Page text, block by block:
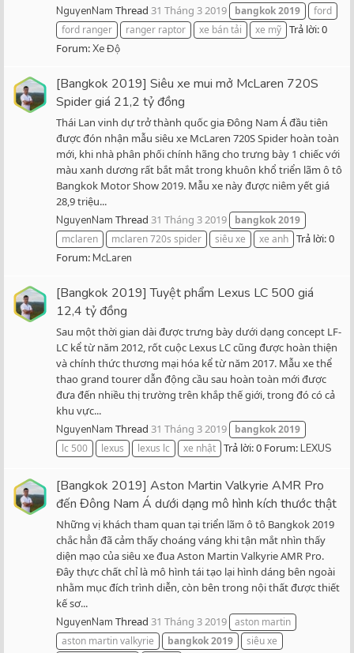
NguyenNam Thread 31 Tháng 3 2019 bangkok2019
ford
ford ranger
ranger raptor xe bán tải xe mỹ Trả lời: 0
Forum:Xe Độ
[Bangkok 2019] Siêu xe mui mở McLaren 720S
Spider giá 21,2 tỷ đồng
Thái Lan vinh dự trở thành quốc gia Đông Nam Á đầu tiên
được đón nhận mẫu siêu xe McLaren 720S Spider hoàn toàn
mới, khi nhà phân phối chính hãng cho trưng bày 1 chiếc với
màu xanh dương rất bắt mắt trong khuôn khổ triển lãm ô tô
Bangkok Motor Show 2019. Mẫu xe này được niêm yết giá
28,9 triệu...
NguyenNam Thread 31 Tháng 3 2019 bangkok2019
mclaren
mclaren 720s spider siêu xe xe anh Trả lời: 0
Forum:McLaren
[Bangkok 2019] Tuyệt phẩm Lexus LC 500 giá
12,4 tỷ đồng
Sau một thời gian dài được trưng bày dưới dạng concept LF-
LC kể từ năm 2012, rốt cuộc Lexus LC cũng được hoàn thiện
và chính thức thương mại hóa kể từ năm 2017. Mẫu xe thể
thao grand tourer dẫn động cầu sau hoàn toàn mới được
đưa đến nhiều thị trường trên khắp thế giới, trong đó có cả
khu vực...
NguyenNam Thread 31 Tháng 3 2019 bangkok2019
lc 500
lexus lexus lc xe nhật Trả lời: 0 Forum:LEXUS
[Bangkok 2019] Aston Martin Valkyrie AMR Pro
đến Đông Nam Á dưới dạng mô hình kích thước thật
Những vị khách tham quan tại triển lãm ô tô Bangkok 2019
chắc hẳn đã cảm thấy choáng váng khi tận mắt nhìn thấy
diện mạo của siêu xe đua Aston Martin Valkyrie AMR Pro.
Đây thực chất chỉ là mô hình tái tạo lại hình dáng bên ngoài
nhằm mục đích trình diễn, còn bên trong nội thất được thiết
kế sơ...
NguyenNam Thread 31 Tháng 3 2019 aston martin
aston martin valkyrie
bangkok2019 siêu xe